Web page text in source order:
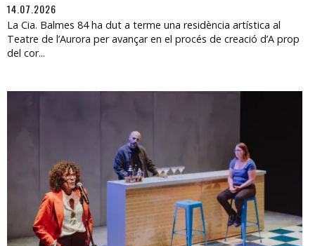
14.07.2026
La Cia. Balmes 84 ha dut a terme una residència artística al
Teatre de l’Aurora per avançar en el procés de creació d’A prop
del cor...